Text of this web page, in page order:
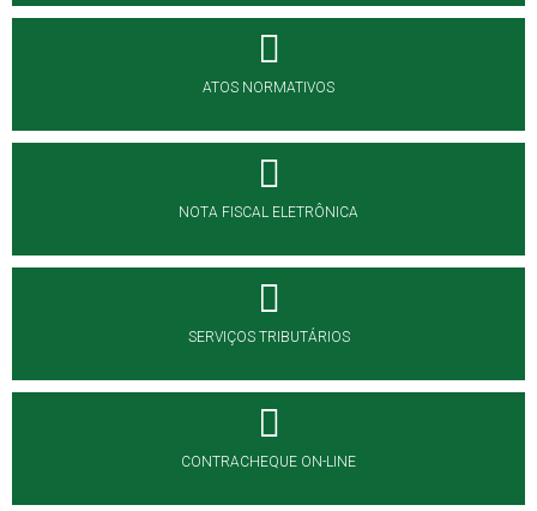
ATOS NORMATIVOS
NOTA FISCAL ELETRÔNICA
SERVIÇOS TRIBUTÁRIOS
CONTRACHEQUE ON-LINE